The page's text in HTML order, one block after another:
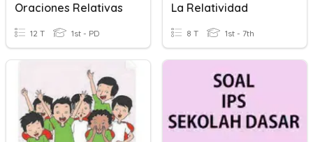
Oraciones Relativas
12 T 1st - PD
La Relatividad
8 T 1st - 7th